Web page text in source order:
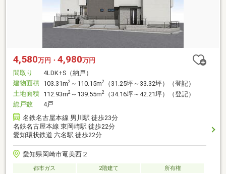
4,580万円・ 4,980万円
間取り
4LDK+S（納戸）
建物面積 103.31m2 ～110.15m2
（31.25坪～33.32坪）（登記）
土地面積 112.93m2 ～139.55m2
（34.16坪～42.21坪）（登記）
総戸数
4戸
名鉄名古屋本線 男川駅 徒歩23分
名鉄名古屋本線 東岡崎駅 徒歩22分
愛知環状鉄道 六名駅 徒歩22分
愛知県岡崎市竜美西２
都市ガス 2階建て
所有権